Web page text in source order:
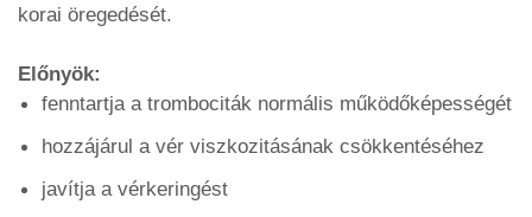
korai öregedését.
Előnyök:
fenntartja a trombociták normális működőképességét
hozzájárul a vér viszkozitásának csökkentéséhez
javítja a vérkeringést